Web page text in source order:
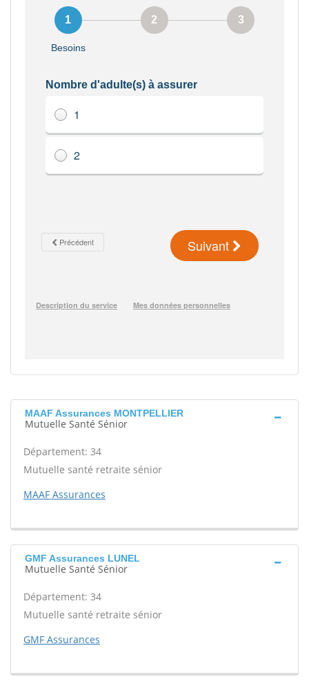
MAAF Assurances MONTPELLIER
Mutuelle Santé Sénior
Département: 34
Mutuelle santé retraite sénior
MAAF Assurances
GMF Assurances LUNEL
Mutuelle Santé Sénior
Département: 34
Mutuelle santé retraite sénior
GMF Assurances